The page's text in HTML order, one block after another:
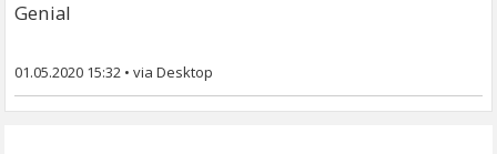
Genial
01.05.2020 15:32 •